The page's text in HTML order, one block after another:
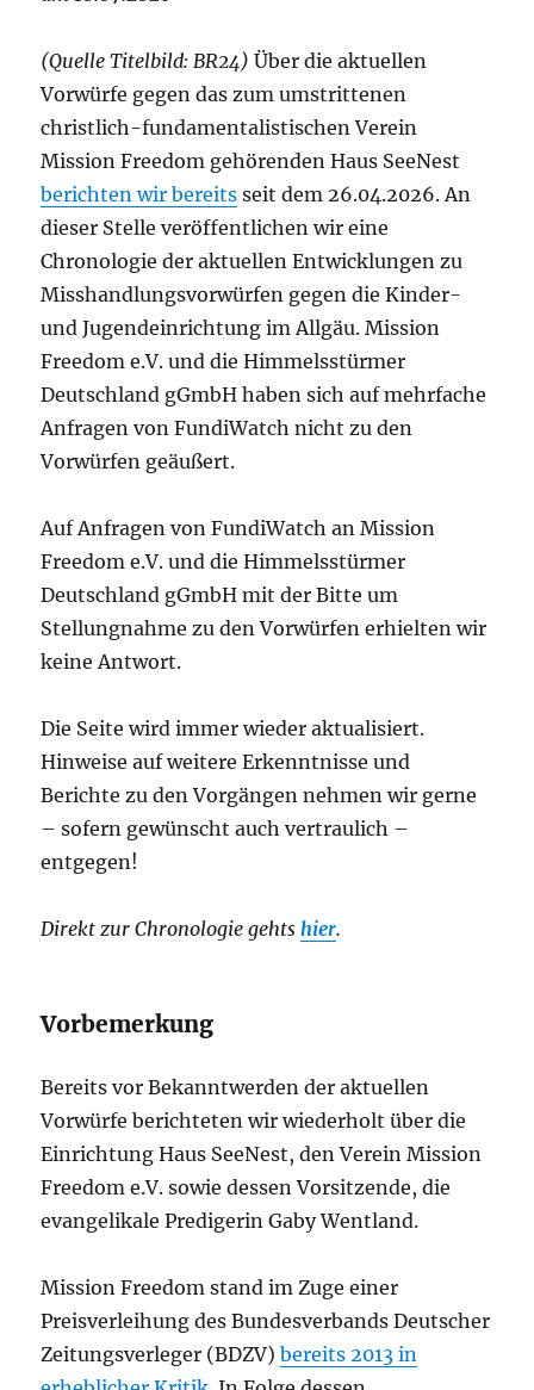
(Quelle Titelbild: BR24) Über die aktuellen
Vorwürfe gegen das zum umstrittenen
christlich-fundamentalistischen Verein
Mission Freedom gehörenden Haus SeeNest
berichten wir bereits seit dem 26.04.2026. An
dieser Stelle veröffentlichen wir eine
Chronologie der aktuellen Entwicklungen zu
Misshandlungsvorwürfen gegen die Kinder-
und Jugendeinrichtung im Allgäu. Mission
Freedom e.V. und die Himmelsstürmer
Deutschland gGmbH haben sich auf mehrfache
Anfragen von FundiWatch nicht zu den
Vorwürfen geäußert.
Auf Anfragen von FundiWatch an Mission
Freedom e.V. und die Himmelsstürmer
Deutschland gGmbH mit der Bitte um
Stellungnahme zu den Vorwürfen erhielten wir
keine Antwort.
Die Seite wird immer wieder aktualisiert.
Hinweise auf weitere Erkenntnisse und
Berichte zu den Vorgängen nehmen wir gerne
– sofern gewünscht auch vertraulich –
entgegen!
Direkt zur Chronologie gehtshier.
Vorbemerkung
Bereits vor Bekanntwerden der aktuellen
Vorwürfe berichteten wir wiederholt über die
Einrichtung Haus SeeNest, den Verein Mission
Freedom e.V. sowie dessen Vorsitzende, die
evangelikale Predigerin Gaby Wentland.
Mission Freedom stand im Zuge einer
Preisverleihung des Bundesverbands Deutscher
Zeitungsverleger (BDZV)bereits 2013 in